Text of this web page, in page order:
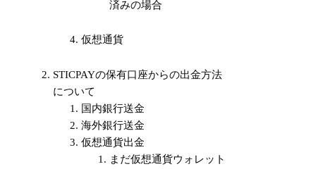
済みの場合
仮想通貨
STICPAYの保有口座からの出金方法
について
国内銀行送金
海外銀行送金
仮想通貨出金
まだ仮想通貨ウォレット